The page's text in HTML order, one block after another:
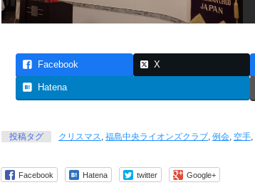
Facebook X
Hatena
投稿タグ クリスマス, 福島中央ライオンズクラブ, 例会, 空手,
Facebook Hatena twitter Google+